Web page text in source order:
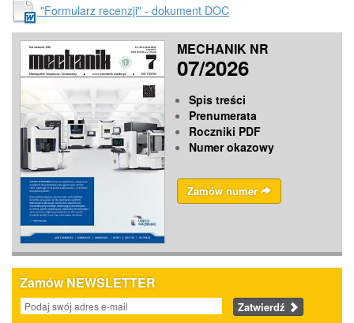
"Formularz recenzji" - dokument DOC
MECHANIK NR
07/2026
Spis treści
Prenumerata
Roczniki PDF
Numer okazowy
Zamów numer
Zamów NEWSLETTER
Zatwierdź